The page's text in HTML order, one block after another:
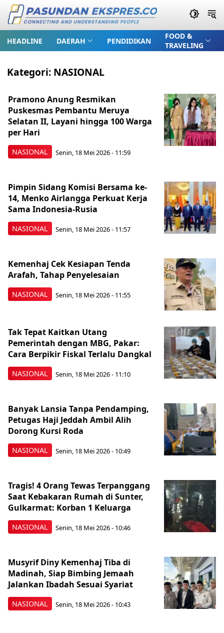
HEADLINE DAERAH PENDIDIKAN
FOOD &
TRAVELING
Kategori: NASIONAL
NASIONAL
Pramono Anung Resmikan
Puskesmas Pembantu Meruya
Selatan II, Layani hingga 100 Warga
per Hari
Senin, 18 Mei 2026 - 11:59
NASIONAL
Pimpin Sidang Komisi Bersama ke-
14, Menko Airlangga Perkuat Kerja
Sama Indonesia-Rusia
Senin, 18 Mei 2026 - 11:57
NASIONAL
Kemenhaj Cek Kesiapan Tenda
Arafah, Tahap Penyelesaian
Senin, 18 Mei 2026 - 11:55
NASIONAL
Tak Tepat Kaitkan Utang
Pemerintah dengan MBG, Pakar:
Cara Berpikir Fiskal Terlalu Dangkal
Senin, 18 Mei 2026 - 11:10
NASIONAL
Banyak Lansia Tanpa Pendamping,
Petugas Haji Jeddah Ambil Alih
Dorong Kursi Roda
Senin, 18 Mei 2026 - 10:49
NASIONAL
Tragis! 4 Orang Tewas Terpanggang
Saat Kebakaran Rumah di Sunter,
Gulkarmat: Korban 1 Keluarga
Senin, 18 Mei 2026 - 10:46
NASIONAL
Musyrif Diny Kemenhaj Tiba di
Madinah, Siap Bimbing Jemaah
Jalankan Ibadah Sesuai Syariat
Senin, 18 Mei 2026 - 10:43